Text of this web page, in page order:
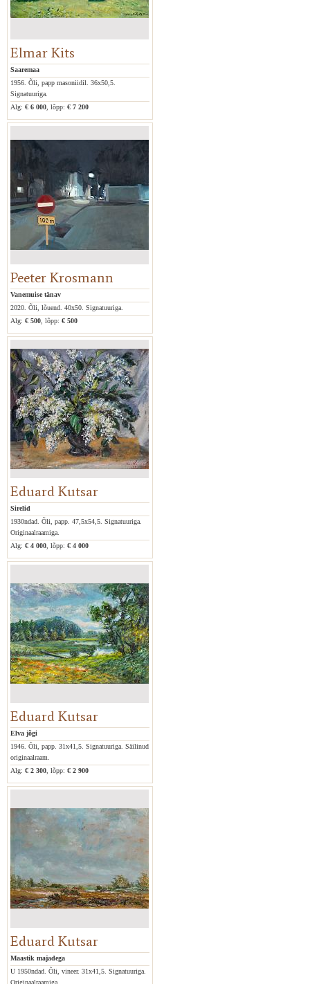
Elmar Kits
Saaremaa
1956. Õli, papp masoniidil. 36x50,5.
Signatuuriga.
Alg: € 6 000 , lõpp: € 7 200
Peeter Krosmann
Vanemuise tänav
2020. Õli, lõuend. 40x50. Signatuuriga.
Alg: € 500 , lõpp: € 500
Eduard Kutsar
Sirelid
1930ndad. Õli, papp. 47,5x54,5. Signatuuriga.
Originaalraamiga.
Alg: € 4 000 , lõpp: € 4 000
Eduard Kutsar
Elva jõgi
1946. Õli, papp. 31x41,5. Signatuuriga. Säilinud
originaalraam.
Alg: € 2 300 , lõpp: € 2 900
Eduard Kutsar
Maastik majadega
U 1950ndad. Õli, vineer. 31x41,5. Signatuuriga.
Originaalraamiga.